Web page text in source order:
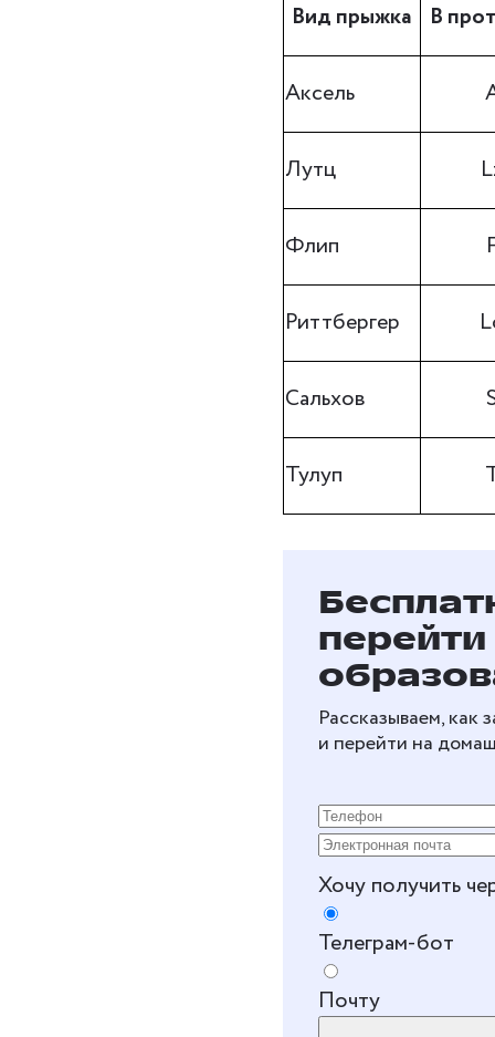
Вид прыжка В
Аксель
Лутц
Флип
Риттбергер
Сальхов
Тулуп
Рассказываем,
и перейти на
Хочу получить
Телеграм-бот
Почту